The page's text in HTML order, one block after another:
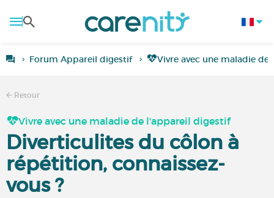
Forum Appareil digestif Vivre avec une maladie
Retour
Vivre avec une maladie de l'appareil digestif
Diverticulites du côlon à
répétition, connaissez-
vous ?